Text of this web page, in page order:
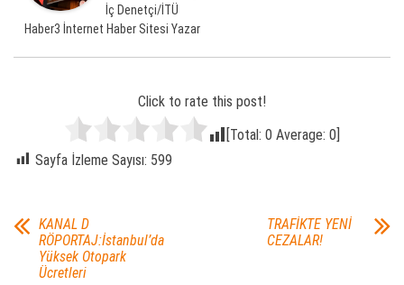
İç Denetçi/İTÜ
Haber3 İnternet Haber Sitesi Yazar
Click to rate this post!
[Total: 0 Average: 0]
Sayfa İzleme Sayısı: 599
KANAL D
RÖPORTAJ:İstanbul’da
Yüksek Otopark
Ücretleri
TRAFİKTE YENİ
CEZALAR!